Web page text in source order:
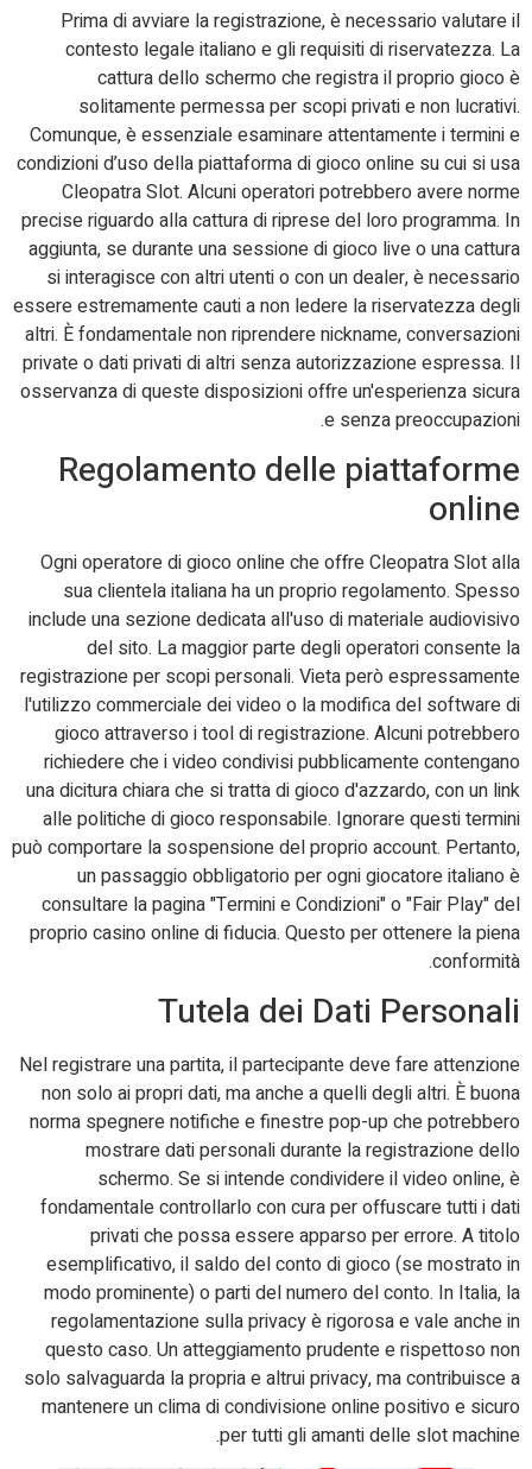
Prima di avviare la registrazione, è necessario valutare il
contesto legale italiano e gli requisiti di riservatezza. La
cattura dello schermo che registra il proprio gioco è
solitamente permessa per scopi privati e non lucrativi.
Comunque, è essenziale esaminare attentamente i termini e
condizioni d’uso della piattaforma di gioco online su cui si usa
Cleopatra Slot. Alcuni operatori potrebbero avere norme
precise riguardo alla cattura di riprese del loro programma. In
aggiunta, se durante una sessione di gioco live o una cattura
si interagisce con altri utenti o con un dealer, è necessario
essere estremamente cauti a non ledere la riservatezza degli
altri. È fondamentale non riprendere nickname, conversazioni
private o dati privati di altri senza autorizzazione espressa. Il
osservanza di queste disposizioni offre un'esperienza sicura
e senza preoccupazioni.
Regolamento delle piattaforme
online
Ogni operatore di gioco online che offre Cleopatra Slot alla
sua clientela italiana ha un proprio regolamento. Spesso
include una sezione dedicata all'uso di materiale audiovisivo
del sito. La maggior parte degli operatori consente la
registrazione per scopi personali. Vieta però espressamente
l'utilizzo commerciale dei video o la modifica del software di
gioco attraverso i tool di registrazione. Alcuni potrebbero
richiedere che i video condivisi pubblicamente contengano
una dicitura chiara che si tratta di gioco d'azzardo, con un link
alle politiche di gioco responsabile. Ignorare questi termini
può comportare la sospensione del proprio account. Pertanto,
un passaggio obbligatorio per ogni giocatore italiano è
consultare la pagina "Termini e Condizioni" o "Fair Play" del
proprio casino online di fiducia. Questo per ottenere la piena
conformità.
Tutela dei Dati Personali
Nel registrare una partita, il partecipante deve fare attenzione
non solo ai propri dati, ma anche a quelli degli altri. È buona
norma spegnere notifiche e finestre pop-up che potrebbero
mostrare dati personali durante la registrazione dello
schermo. Se si intende condividere il video online, è
fondamentale controllarlo con cura per offuscare tutti i dati
privati che possa essere apparso per errore. A titolo
esemplificativo, il saldo del conto di gioco (se mostrato in
modo prominente) o parti del numero del conto. In Italia, la
regolamentazione sulla privacy è rigorosa e vale anche in
questo caso. Un atteggiamento prudente e rispettoso non
solo salvaguarda la propria e altrui privacy, ma contribuisce a
mantenere un clima di condivisione online positivo e sicuro
per tutti gli amanti delle slot machine.